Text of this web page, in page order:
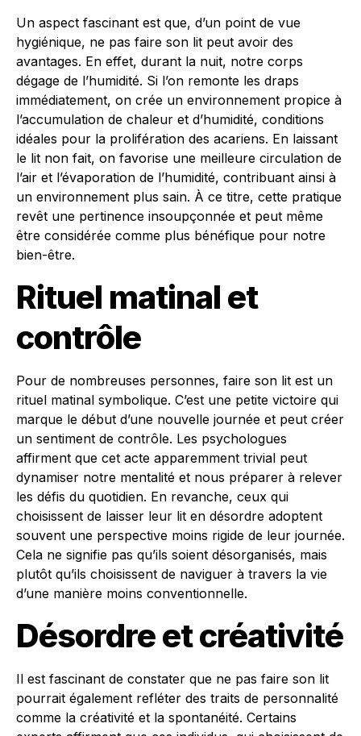
Un aspect fascinant est que, d’un point de vue
hygiénique, ne pas faire son lit peut avoir des
avantages. En effet, durant la nuit, notre corps
dégage de l’humidité. Si l’on remonte les draps
immédiatement, on crée un environnement propice à
l’accumulation de chaleur et d’humidité, conditions
idéales pour la prolifération des acariens. En laissant
le lit non fait, on favorise une meilleure circulation de
l’air et l’évaporation de l’humidité, contribuant ainsi à
un environnement plus sain. À ce titre, cette pratique
revêt une pertinence insoupçonnée et peut même
être considérée comme plus bénéfique pour notre
bien-être.
Rituel matinal et
contrôle
Pour de nombreuses personnes, faire son lit est un
rituel matinal symbolique. C’est une petite victoire qui
marque le début d’une nouvelle journée et peut créer
un sentiment de contrôle. Les psychologues
affirment que cet acte apparemment trivial peut
dynamiser notre mentalité et nous préparer à relever
les défis du quotidien. En revanche, ceux qui
choisissent de laisser leur lit en désordre adoptent
souvent une perspective moins rigide de leur journée.
Cela ne signifie pas qu’ils soient désorganisés, mais
plutôt qu’ils choisissent de naviguer à travers la vie
d’une manière moins conventionnelle.
Désordre et créativité
Il est fascinant de constater que ne pas faire son lit
pourrait également refléter des traits de personnalité
comme la créativité et la spontanéité. Certains